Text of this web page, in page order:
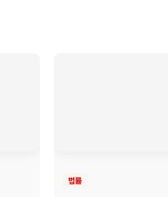
법률